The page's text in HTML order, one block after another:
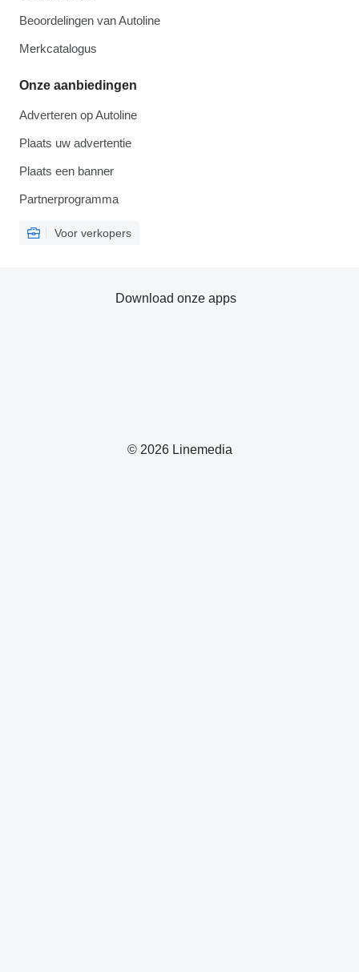
Beoordelingen van Autoline
Merkcatalogus
Onze aanbiedingen
Adverteren op Autoline
Plaats uw advertentie
Plaats een banner
Partnerprogramma
Voor verkopers
© 2026 Linemedia
Download onze apps